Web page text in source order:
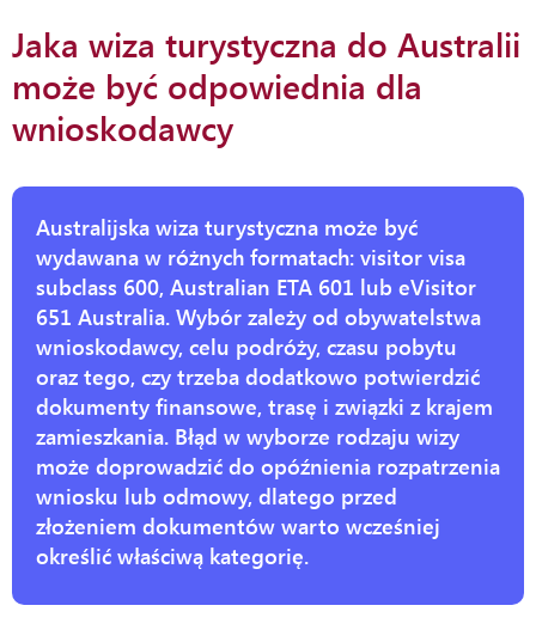
Jaka wiza turystyczna do Australii
może być odpowiednia dla
wnioskodawcy
Australijska wiza turystyczna może być
wydawana w różnych formatach: visitor visa
subclass 600, Australian ETA 601 lub eVisitor
651 Australia. Wybór zależy od obywatelstwa
wnioskodawcy, celu podróży, czasu pobytu
oraz tego, czy trzeba dodatkowo potwierdzić
dokumenty finansowe, trasę i związki z krajem
zamieszkania. Błąd w wyborze rodzaju wizy
może doprowadzić do opóźnienia rozpatrzenia
wniosku lub odmowy, dlatego przed
złożeniem dokumentów warto wcześniej
określić właściwą kategorię.